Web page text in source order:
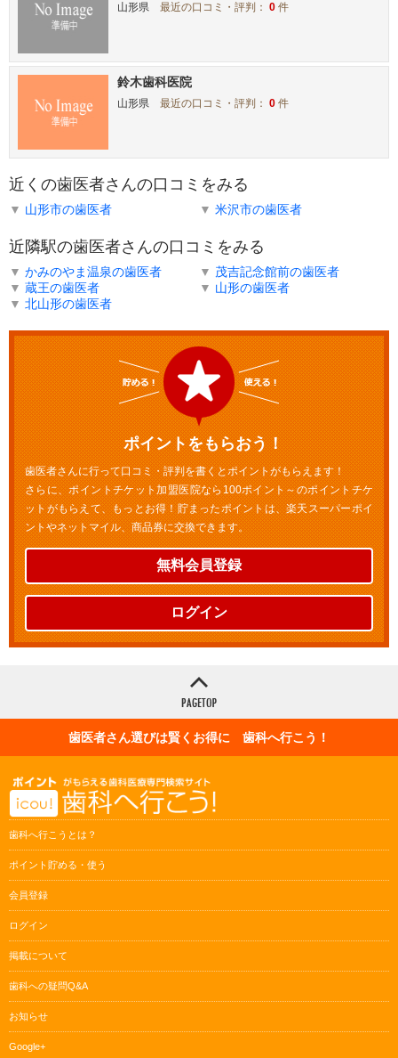
山形県 最近の口コミ・評判：0 件
鈴木歯科医院
山形県 最近の口コミ・評判：0 件
近くの歯医者さんの口コミをみる
▼ 山形市の歯医者 ▼ 米沢市の歯医者
近隣駅の歯医者さんの口コミをみる
▼ かみのやま温泉の歯医者 ▼ 茂吉記念館前の歯医者
▼ 蔵王の歯医者 ▼ 山形の歯医者
▼ 北山形の歯医者
ポイントをもらおう！
歯医者さんに行って口コミ・評判を書くとポイントがもらえます！
さらに、ポイントチケット加盟医院なら100ポイント～のポイントチケ
ットがもらえて、もっとお得！貯まったポイントは、楽天スーパーポイ
ントやネットマイル、商品券に交換できます。
無料会員登録
ログイン
歯医者さん選びは賢くお得に 歯科へ行こう！
歯科へ行こうとは？
ポイント貯める・使う
会員登録
ログイン
掲載について
歯科への疑問Q&A
お知らせ
Google+